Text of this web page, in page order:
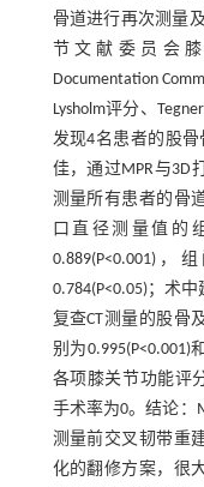
骨道进行再次测量
节文献委员会膝
Documentation
Lysholm评分、
发现4名患者的股
佳，通过MPR与3D
测量所有患者的骨
口直径测量值的
0.889(P<0.001)，
0.784(P<0.05)；术
复查CT测量的股骨
别为0.995(P<0.001)
各项膝关节功能评
手术率为0。结论：
测量前交叉韧带重
化的翻修方案，很